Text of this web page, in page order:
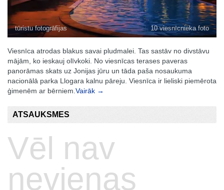
tūristu fotogrāfijas 10 viesnīcnieka foto
Viesnīca atrodas blakus savai pludmalei. Tas sastāv no divstāvu
mājām, ko ieskauj olīvkoki. No viesnīcas terases paveras
panorāmas skats uz Jonijas jūru un tāda paša nosaukuma
nacionālā parka Llogara kalnu pāreju. Viesnīca ir lieliski piemērota
ģimenēm ar bērniem. Vairāk →
ATSAUKSMES
Vēl nav
nevienas